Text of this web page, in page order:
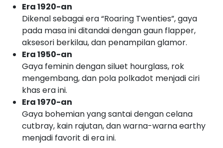
Era 1920-an
Dikenal sebagai era “Roaring Twenties”, gaya
pada masa ini ditandai dengan gaun flapper,
aksesori berkilau, dan penampilan glamor.
Era 1950-an
Gaya feminin dengan siluet hourglass, rok
mengembang, dan pola polkadot menjadi ciri
khas era ini.
Era 1970-an
Gaya bohemian yang santai dengan celana
cutbray, kain rajutan, dan warna-warna earthy
menjadi favorit di era ini.